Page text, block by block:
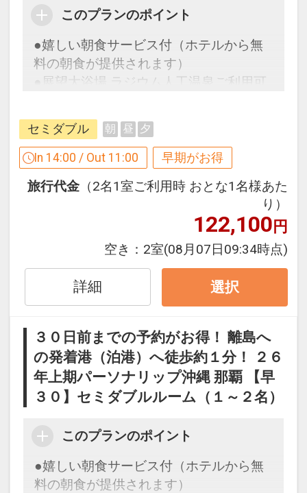
このプランのポイント
●嬉しい朝食サービス付（ホテルから無
料の朝食が提供されます）
●展望大浴場 ラジウム人工温泉ご利用可
早めのお申し込みがお得！【早３０】
お得です！
※本プランは３０日前までの予約受付で
す。２９日前以降の人数変更、おとな・
こどもの内訳変更はできません。
ホテルポイント
●アーリーチェックイン１４：００（通
●滞在中、大浴場の利用ＯＫ！
●ウェルカムコーヒー付（おひとり様／
※セルフサービスとなります（６：３０
０）
セミダブル 朝 昼 夕
In 14:00 / Out 11:00 早期がお得
旅行代金 （2名1室ご利用時 おとな1名様あた
り）
122,100円
空き： 2室(08月07日09:34時点)
詳細 選択
３０日前までの予約がお得！ 離島へ
の発着港（泊港）へ徒歩約１分！ ２６
年上期パーソナリップ沖縄 那覇 【早
３０】セミダブルルーム（１～２名）
このプランのポイント
●嬉しい朝食サービス付（ホテルから無
料の朝食が提供されます）